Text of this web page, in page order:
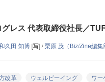
レス 代表取締役社長／
久田 知博[写] /栗原 茂（Biz/Zine編集
改革 ウェルビーイング ワー